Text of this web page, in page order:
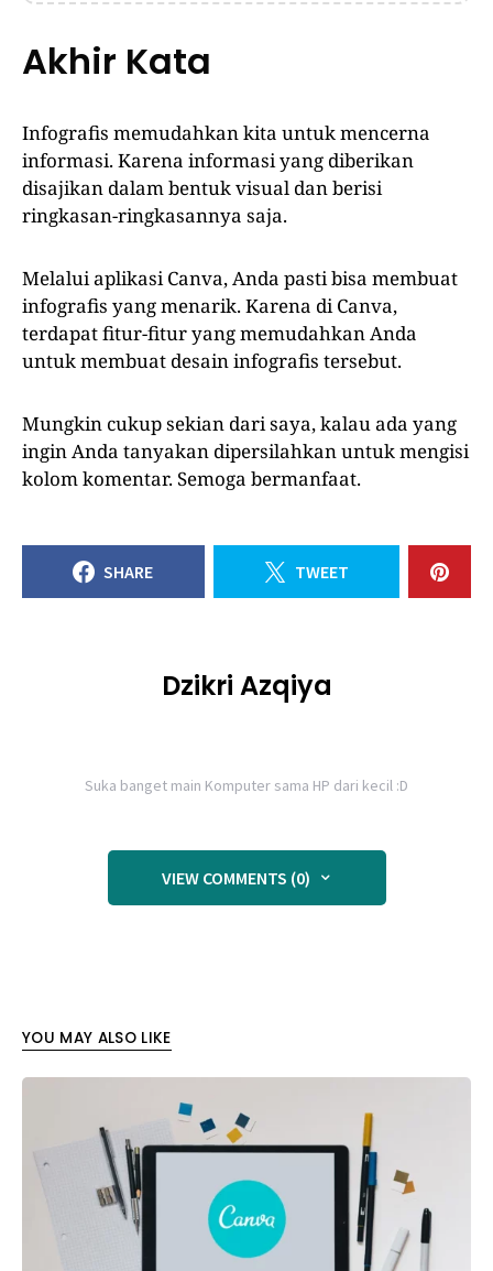
Akhir Kata
Infografis memudahkan kita untuk mencerna
informasi. Karena informasi yang diberikan
disajikan dalam bentuk visual dan berisi
ringkasan-ringkasannya saja.
Melalui aplikasi Canva, Anda pasti bisa membuat
infografis yang menarik. Karena di Canva,
terdapat fitur-fitur yang memudahkan Anda
untuk membuat desain infografis tersebut.
Mungkin cukup sekian dari saya, kalau ada yang
ingin Anda tanyakan dipersilahkan untuk mengisi
kolom komentar. Semoga bermanfaat.
SHARE TWEET
Dzikri Azqiya
Suka banget main Komputer sama HP dari kecil :D
VIEW COMMENTS (0)
YOU MAY ALSO LIKE